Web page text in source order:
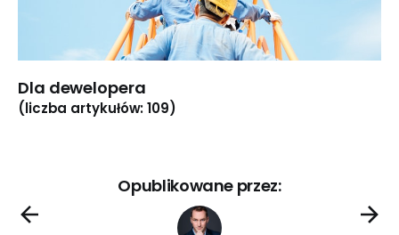
Dla dewelopera
(liczba artykułów: 109)
Opublikowane przez: